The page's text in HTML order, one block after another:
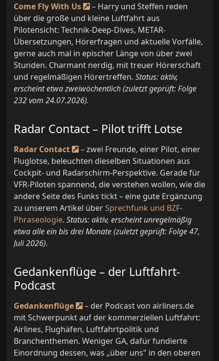
Come Fly With Us
– Harry und Steffen reden
über die große und kleine Luftfahrt aus
Pilotensicht: Technik-Deep-Dives, METAR-
Übersetzungen, Hörerfragen und aktuelle Vorfälle,
gerne auch mal in epischer Länge von über zwei
Stunden. Charmant nerdig, mit treuer Hörerschaft
und regelmäßigen Hörertreffen. Status: aktiv,
erscheint etwa zweiwöchentlich (zuletzt geprüft: Folge
232 vom 24.07.2026).
Radar Contact – Pilot trifft Lotse
Radar Contact
– zwei Freunde, einer Pilot, einer
Fluglotse, beleuchten dieselben Situationen aus
Cockpit- und Radarschirm-Perspektive. Gerade für
VFR-Piloten spannend, die verstehen wollen, wie die
andere Seite des Funks tickt – eine gute Ergänzung
zu unserem Artikel überSprechfunk und BZF-
Phraseologie. Status: aktiv, erscheint unregelmäßig
etwa alle ein bis drei Monate (zuletzt geprüft: Folge 47,
Juli 2026).
Gedankenflüge – der Luftfahrt-
Podcast
Gedankenflüge
– der Podcast von airliners.de
mit Schwerpunkt auf der kommerziellen Luftfahrt:
Airlines, Flughäfen, Luftfahrtpolitik und
Branchenthemen. Weniger GA, dafür fundierte
Einordnung dessen, was „über uns" in den oberen